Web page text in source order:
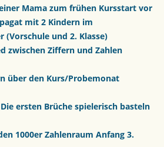
Mama zum frühen Kursstart vor
mit 2 Kindern im
(Vorschule und 2. Klasse)
zwischen Ziffern und Zahlen
über den Kurs/Probemonat
Die ersten Brüche spielerisch basteln
1000er Zahlenraum Anfang 3.